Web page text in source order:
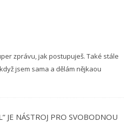
zprávu, jak postupuješ. Také stále
jsem sama a dělám nějkaou
JE NÁSTROJ PRO SVOBODNOU